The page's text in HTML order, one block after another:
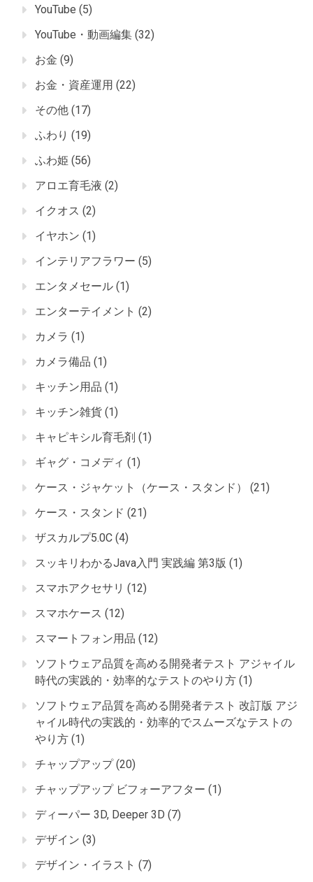
YouTube (5)
YouTube・動画編集 (32)
お金 (9)
お金・資産運用 (22)
その他 (17)
ふわり (19)
ふわ姫 (56)
アロエ育毛液 (2)
イクオス (2)
イヤホン (1)
インテリアフラワー (5)
エンタメセール (1)
エンターテイメント (2)
カメラ (1)
カメラ備品 (1)
キッチン用品 (1)
キッチン雑貨 (1)
キャピキシル育毛剤 (1)
ギャグ・コメディ (1)
ケース・ジャケット（ケース・スタンド）
(21)
ケース・スタンド (21)
ザスカルプ5.0C (4)
スッキリわかるJava入門 実践編 第3版 (1)
スマホアクセサリ (12)
スマホケース (12)
スマートフォン用品 (12)
ソフトウェア品質を高める開発者テスト アジャイル
時代の実践的・効率的なテストのやり方 (1)
ソフトウェア品質を高める開発者テスト 改訂版 アジ
ャイル時代の実践的・効率的でスムーズなテストの
やり方 (1)
チャップアップ(20)
チャップアップ ビフォーアフター (1)
ディーパー 3D, Deeper 3D (7)
デザイン (3)
デザイン・イラスト (7)